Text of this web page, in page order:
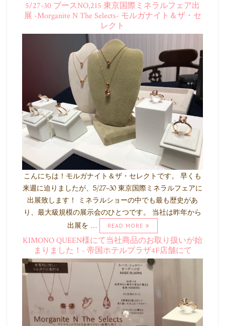
5/27-30 ブースNO,215 東京国際ミネラルフェア出
展 -Morganite N The Selects- モルガナイト＆ザ・セ
レクト
こんにちは！モルガナイト＆ザ・セレクトです。 早くも
来週に迫りましたが、5/27-30 東京国際ミネラルフェアに
出展致します！ ミネラルショーの中でも最も歴史があ
り、最大級規模の展示会のひとつです。 当社は昨年から
出展を …
READ MORE
KIMONO QUEEN様にて当社商品のお取り扱いが始
まりました！- 帝国ホテルプラザ4F店舗にて